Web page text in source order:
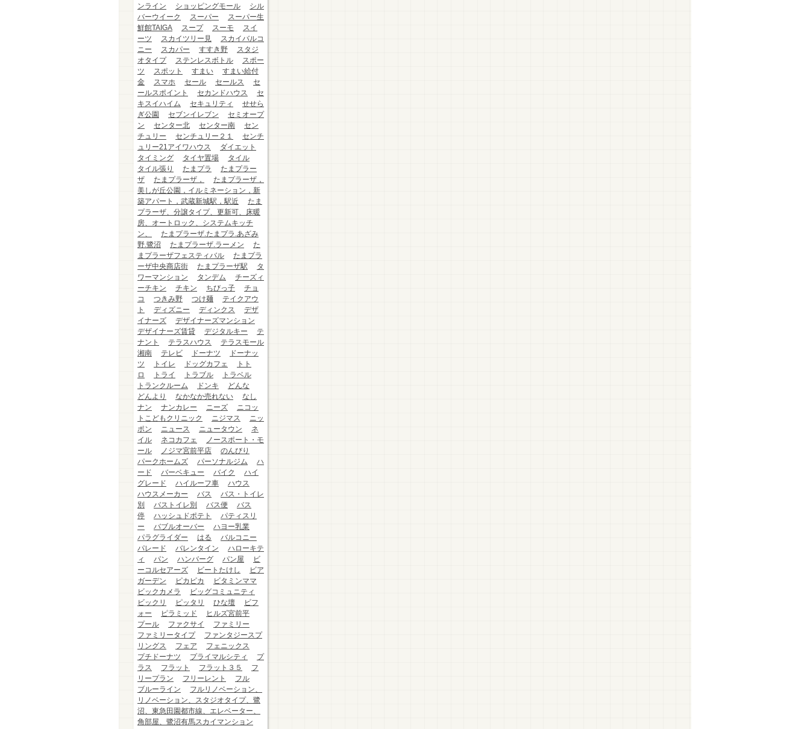
ンライン
ショッピングモール
シル
バーウイーク
スーパー
スーパー生
鮮館TAIGA
スープ スーモ
スイ
ーツ
スカイツリー見
スカイバルコ
ニー
スカパー すすき野
スタジ
オタイプ
ステンレスボトル
スポー
ツ
スポット すまい
すまい給付
金
スマホ セール セールス
セ
ールスポイント
セカンドハウス
セ
キスイハイム
セキュリティ
せせら
ぎ公園
セブンイレブン
セミオープ
ン
センター北 センター南
セン
チュリー
センチュリー２１
センチ
ュリー21アイワハウス
ダイエット
タイミング
タイヤ置場
タイル
タイル張り
たまプラ
たまプラー
ザ
たまプラーザ，
たまプラーザ，
美しが丘公園，イルミネーション，新
築アパート，武蔵新城駅，駅近
たま
プラーザ、分譲タイプ、更新可、床暖
房、オートロック、システムキッチ
ン、
たまプラーザ.たまプラ.あざみ
野.鷺沼
たまプラーザ.ラーメン
た
まプラーザフェスティバル
たまプラ
ーザ中央商店街
たまプラーザ駅
タ
ワーマンション
タンデム
チーズィ
ーチキン
チキン ちびっ子
チョ
コ
つきみ野 つけ麺
テイクアウ
ト
ディズニー ディンクス
デザ
イナーズ
デザイナーズマンション
デザイナーズ賃貸
デジタルキー
テ
ナント
テラスハウス
テラスモール
湘南
テレビ ドーナツ
ドーナッ
ツ
トイレ ドッグカフェ
トト
ロ
トライ トラブル
トラベル
トランクルーム
ドンキ
どんな
どんより
なかなか売れない
なし
ナン
ナンカレー ニーズ
ニコッ
トこどもクリニック
ニジマス
ニッ
ポン
ニュース ニュータウン
ネ
イル
ネコカフェ
ノースポート・モ
ール
ノジマ宮前平店
のんびり
パークホームズ
パーソナルジム
ハ
ード
バーベキュー バイク
ハイ
グレード
ハイルーフ車
ハウス
ハウスメーカー
バス
バス・トイレ
別
バストイレ別 バス便
バス
停
ハッシュドポテト
パティスリ
ー
バブルオーバー
ハヨー乳業
パラグライダー
はる
バルコニー
パレード
バレンタイン
ハローキテ
ィ
パン ハンバーグ パン屋
ビ
ーコルセアーズ
ビートたけし
ビア
ガーデン
ピカピカ
ビタミンママ
ビックカメラ
ビッグコミュニティ
ビックリ
ピッタリ ひな壇
ビフ
ォー
ピラミッド
ヒルズ宮前平
プール
ファクサイ
ファミリー
ファミリータイプ
ファンタジースプ
リングス
フェア
フェニックス
プチドーナツ
プライマルシティ
プ
ラス
フラット フラット３５
フ
リープラン
フリーレント
フル
ブルーライン
フルリノベーション、
リノベーション、スタジオタイプ、鷺
沼、東急田園都市線、エレベーター、
角部屋、鷺沼有馬スカイマンション